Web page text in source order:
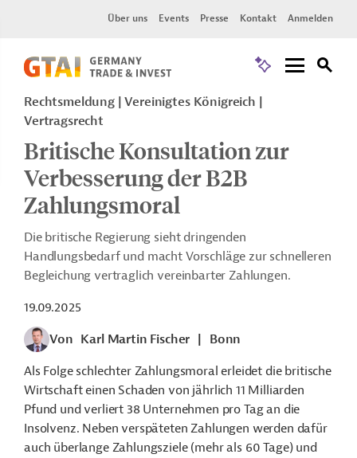
Über uns Events Presse Kontakt Anmelden
Rechtsmeldung
Vereinigtes Königreich
Vertragsrecht
Britische Konsultation zur
Verbesserung der B2B
Zahlungsmoral
Die britische Regierung sieht dringenden
Handlungsbedarf und macht Vorschläge zur schnelleren
Begleichung vertraglich vereinbarter Zahlungen.
19.09.2025
Von Karl Martin Fischer
Bonn
Als Folge schlechter Zahlungsmoral erleidet die britische
Wirtschaft einen Schaden von jährlich 11 Milliarden
Pfund und verliert 38 Unternehmen pro Tag an die
Insolvenz. Neben verspäteten Zahlungen werden dafür
auch überlange Zahlungsziele (mehr als 60 Tage) und